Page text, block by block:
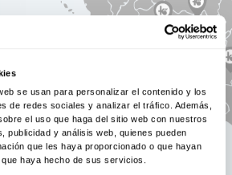
se usan para personalizar el contenido y los
de redes sociales y analizar el tráfico. Además,
el uso que haga del sitio web con nuestros
publicidad y análisis web, quienes pueden
que les haya proporcionado o que hayan
haya hecho de sus servicios.